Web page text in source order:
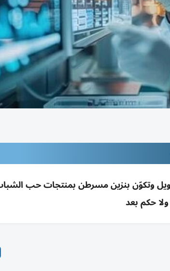
وتكوّن بنزين مسرطن بمنتجات حب
حكم بعد